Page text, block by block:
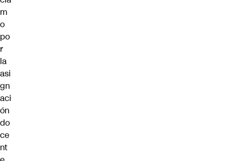
m
o
po
r
la
asi
gn
aci
ón
do
ce
nt